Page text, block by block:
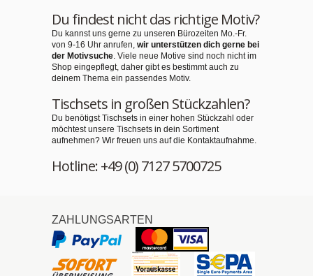
Du findest nicht das richtige Motiv?
Du kannst uns gerne zu unseren Bürozeiten Mo.-Fr.
von 9-16 Uhr anrufen, wir unterstützen dich gerne bei
der Motivsuche. Viele neue Motive sind noch nicht im
Shop eingepflegt, daher gibt es bestimmt auch zu
deinem Thema ein passendes Motiv.
Tischsets in großen Stückzahlen?
Du benötigst Tischsets in einer hohen Stückzahl oder
möchtest unsere Tischsets in dein Sortiment
aufnehmen? Wir freuen uns auf die Kontaktaufnahme.
Hotline: +49 (0) 7127 5700725
ZAHLUNGSARTEN